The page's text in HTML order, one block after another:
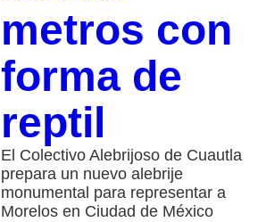
metros con
forma de
reptil
El Colectivo Alebrijoso de Cuautla
prepara un nuevo alebrije
monumental para representar a
Morelos en Ciudad de México